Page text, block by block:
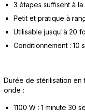
3 étapes suffisent à
Petit et pratique à
Utilisable jusqu'à 20
Conditionnement : 10
Durée de stérilisation
onde :
1100 W : 1 minute 30